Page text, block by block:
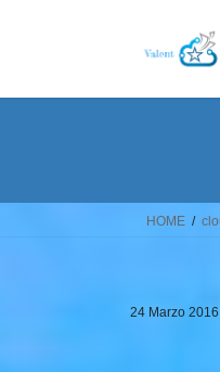
HOME
24 Marzo 2016